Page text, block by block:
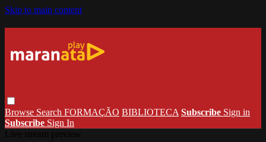
Skip to main content
Browse Search FORMAÇÃO BIBLIOTECA Subscribe Sign in
Subscribe Sign In